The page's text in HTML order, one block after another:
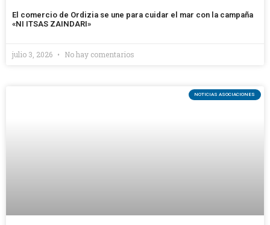
El comercio de Ordizia se une para cuidar el mar con la campaña
«NI ITSAS ZAINDARI»
julio 3, 2026 No hay comentarios
NOTICIAS ASOCIACIONES